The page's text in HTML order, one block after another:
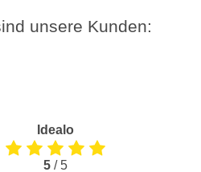
unsere Kunden:
Idealo
5/ 5